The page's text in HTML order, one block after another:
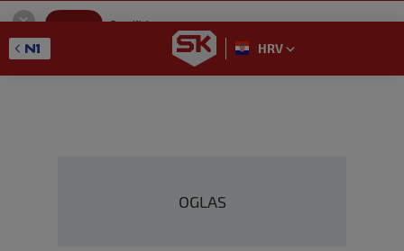
SportKlub
GET - On the Google Play
HRV
OGLAS